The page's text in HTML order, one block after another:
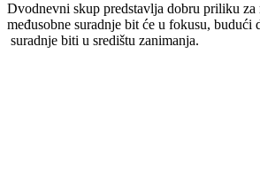
Dvodnevni skup predstavlja dobru priliku
međusobne suradnje bit će u fokusu,
suradnje biti u središtu zanimanja.